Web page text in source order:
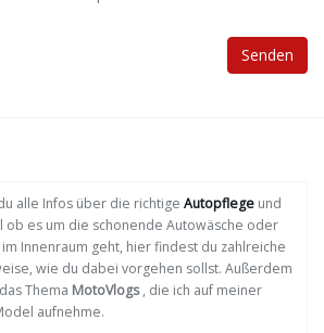
alle Infos über die richtige Autopflege und
ob es um die schonende Autowäsche oder
Innenraum geht, hier findest du zahlreiche
wie du dabei vorgehen sollst. Außerdem
Thema MotoVlogs, die ich auf meiner
aufnehme.